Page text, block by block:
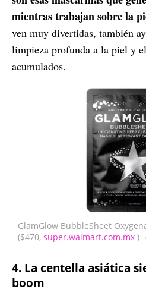
mientras trabajan sobre la
ven muy divertidas, también
limpieza profunda a la piel y
acumulados.
GlamGlow BubbleSheet
($470, super.walmart.com.mx )
4. La centella asiática
boom